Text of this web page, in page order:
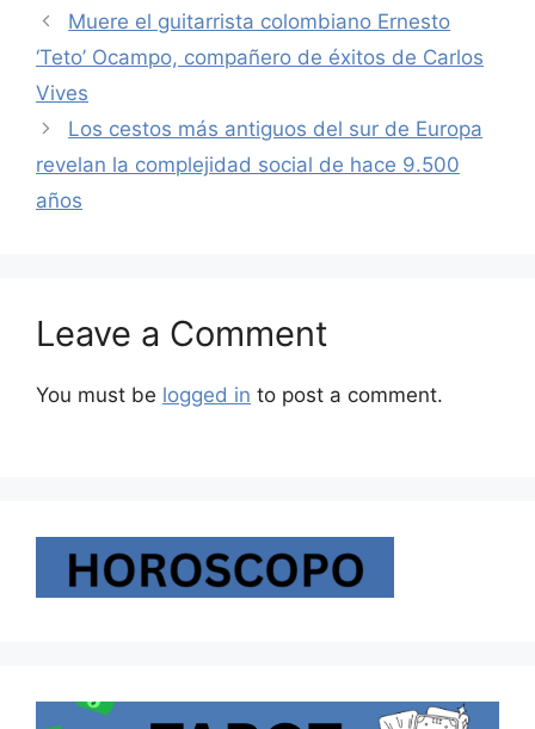
Muere el guitarrista colombiano Ernesto
‘Teto’ Ocampo, compañero de éxitos de Carlos
Vives
Los cestos más antiguos del sur de Europa
revelan la complejidad social de hace 9.500
años
Leave a Comment
You must be logged in to post a comment.